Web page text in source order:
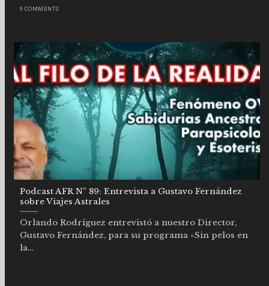
9 COMMENTS
Podcast AFR Nº 89: Entrevista a Gustavo Fernández
sobre Viajes Astrales
Orlando Rodríguez entrevistó a nuestro Director,
Gustavo Fernández, para su programa «Sin pelos en
la...